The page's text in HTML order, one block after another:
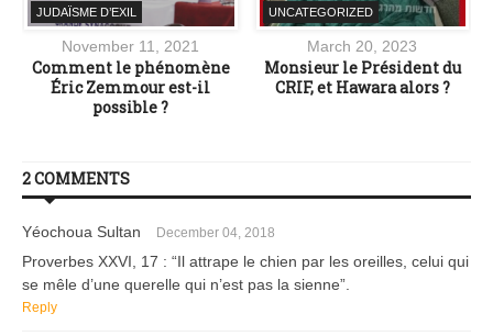
JUDAÏSME D’EXIL
November 11, 2021
Comment le phénomène
Éric Zemmour est-il
possible ?
UNCATEGORIZED
March 20, 2023
Monsieur le Président du
CRIF, et Hawara alors ?
2 COMMENTS
Yéochoua Sultan December 04, 2018
Proverbes XXVI, 17 : “Il attrape le chien par les oreilles, celui qui
se mêle d’une querelle qui n’est pas la sienne”.
Reply